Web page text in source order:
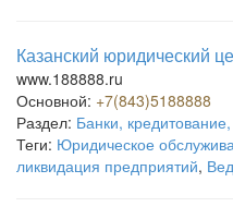
Казанский юридический
www.188888.ru
Основной: +7(843)5188888
Раздел: Банки,
Теги: Юридическое
ликвидация предприятий,